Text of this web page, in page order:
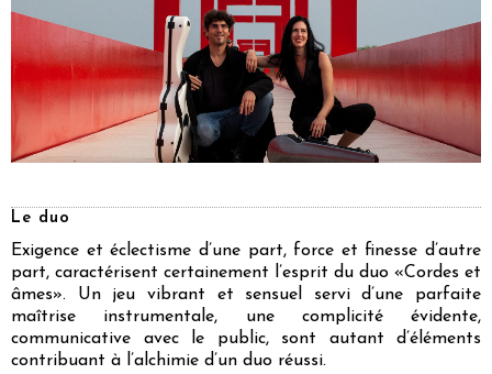
Le duo
Exigence et éclectisme d’une part, force et finesse d’autre
part, caractérisent certainement l’esprit du duo «Cordes et
âmes». Un jeu vibrant et sensuel servi d’une parfaite
maîtrise instrumentale, une complicité évidente,
communicative avec le public, sont autant d’éléments
contribuant à l’alchimie d’un duo réussi.